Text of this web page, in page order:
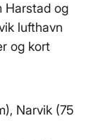
Harstad og
lufthavn
og kort
Narvik (75